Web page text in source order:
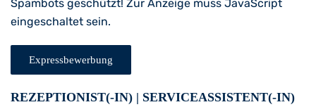
Spambots geschützt! Zur Anzeige muss JavaScript
eingeschaltet sein.
Expressbewerbung
REZEPTIONIST(-IN) | SERVICEASSISTENT(-IN)